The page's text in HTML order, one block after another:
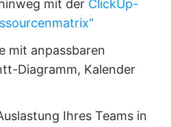
mit der ClickUp-
mit anpassbaren
Diagramm, Kalender
Ihres Teams in